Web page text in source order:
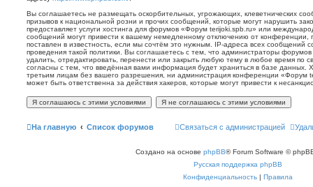
Вы соглашаетесь не размещать оскорбительных, угрожающих, клеветнических
призывов к национальной розни и прочих сообщений, которые могут нарушить
предоставляет услуги хостинга для форумов «Форум terijoki.spb.ru» или
сообщений могут привести к вашему немедленному отключению от конференции,
поставлен в известность, если мы сочтём это нужным. IP-адреса всех сообщений
проведения такой политики. Вы соглашаетесь с тем, что администраторы
удалить, отредактировать, перенести или закрыть любую тему в любое время по
согласны с тем, что введённая вами информация будет храниться в базе данных.
третьим лицам без вашего разрешения, ни администрация конференции «Форум
может быть ответственна за действия хакеров, которые могут привести к
На главную Список форумов Связаться с администрацией
Создано на основе phpBB® Forum Software ©
Русская поддержка phpBB
Конфиденциальность | Правила